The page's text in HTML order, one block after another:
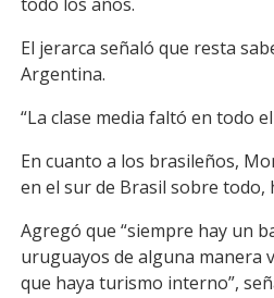
WhatsApp
Email
Link
El jerarca señaló que resta
Argentina.
“La clase media faltó en todo
En cuanto a los brasileños,
en el sur de Brasil sobre todo,
Agregó que “siempre hay un
uruguayos de alguna manera
que haya turismo interno”,